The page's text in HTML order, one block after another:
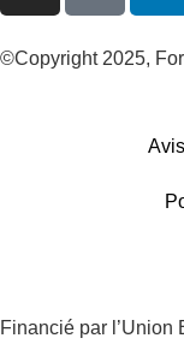
©Copyright 2025,
Financié par l’Union